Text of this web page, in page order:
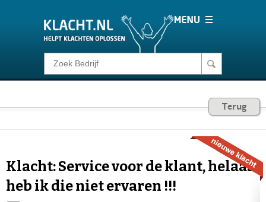
Klacht melden
Consumentenrecht
Voor Bedrijven
Terug
Klacht: Service voor de klant, helaas
heb ik die niet ervaren !!!